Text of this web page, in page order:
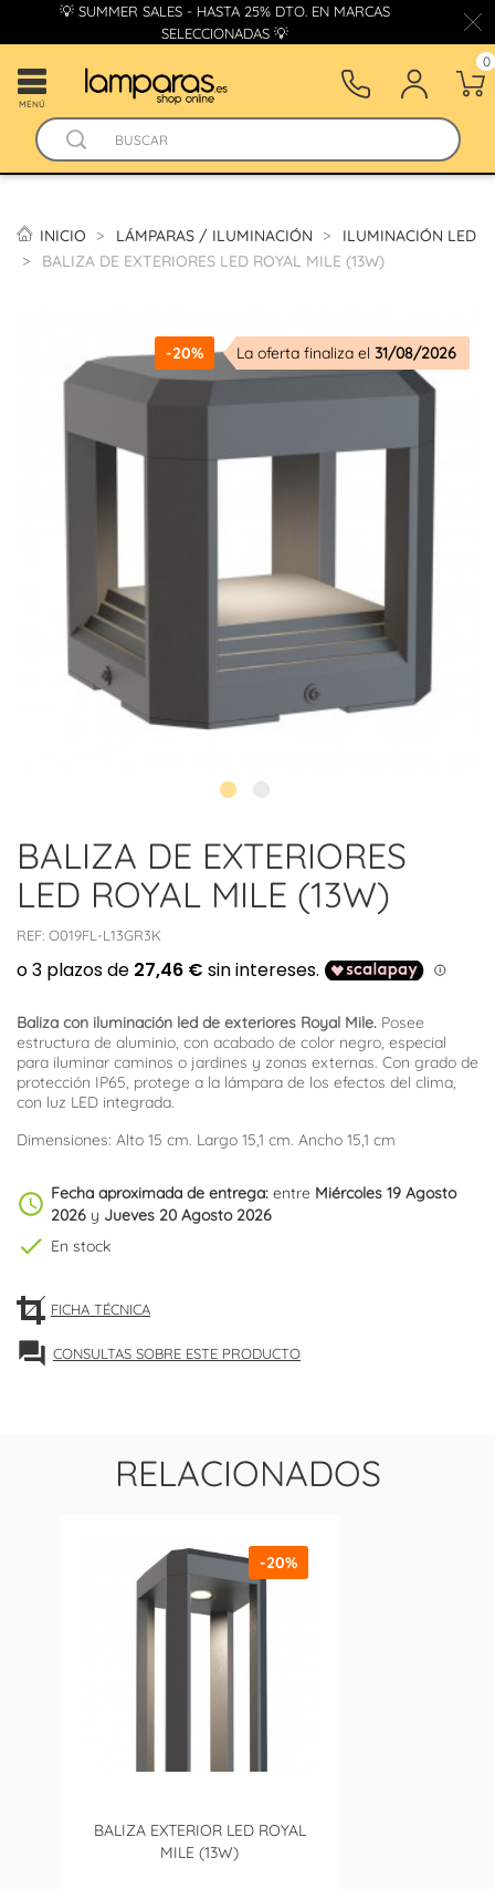
💡 SUMMER SALES - HASTA 25% DTO. EN MARCAS
SELECCIONADAS 💡
MENÚ
0
INICIO LÁMPARAS / ILUMINACIÓN
ILUMINACIÓN LED
BALIZA DE EXTERIORES LED ROYAL MILE (13W)
-20% La oferta finaliza el 31/08/2026
BALIZA DE EXTERIORES
LED ROYAL MILE (13W)
REF: O019FL-L13GR3K
Baliza con iluminación led de exteriores Royal Mile. Posee
estructura de aluminio, con acabado de color negro, especial
para iluminar caminos o jardines y zonas externas. Con grado de
protección IP65, protege a la lámpara de los efectos del clima,
con luz LED integrada.
Dimensiones: Alto 15 cm. Largo 15,1 cm. Ancho 15,1 cm
schedule Fecha aproximada de entrega: entre Miércoles 19 Agosto
2026 y Jueves 20 Agosto 2026
check En stock
FICHA TÉCNICA
forum CONSULTAS SOBRE ESTE PRODUCTO
RELACIONADOS
BALIZA EXTERIOR LED ROYAL
MILE (13W)
-20%